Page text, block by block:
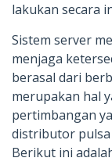
lakukan secara
Sistem server
menjaga
berasal dari
merupakan hal
pertimbangan
distributor
Berikut ini